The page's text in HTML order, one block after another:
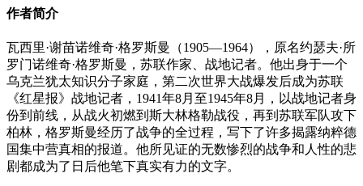
作者简介
瓦西里·谢苗诺维奇·格罗斯曼（1905—1964），原名约瑟夫·所
罗门诺维奇·格罗斯曼，苏联作家、战地记者。他出身于一个
乌克兰犹太知识分子家庭，第二次世界大战爆发后成为苏联
《红星报》战地记者，1941年8月至1945年8月，以战地记者身
份到前线，从战火初燃到斯大林格勒战役，再到苏联军队攻下
柏林，格罗斯曼经历了战争的全过程，写下了许多揭露纳粹德
国集中营真相的报道。他所见证的无数惨烈的战争和人性的悲
剧都成为了日后他笔下真实有力的文字。